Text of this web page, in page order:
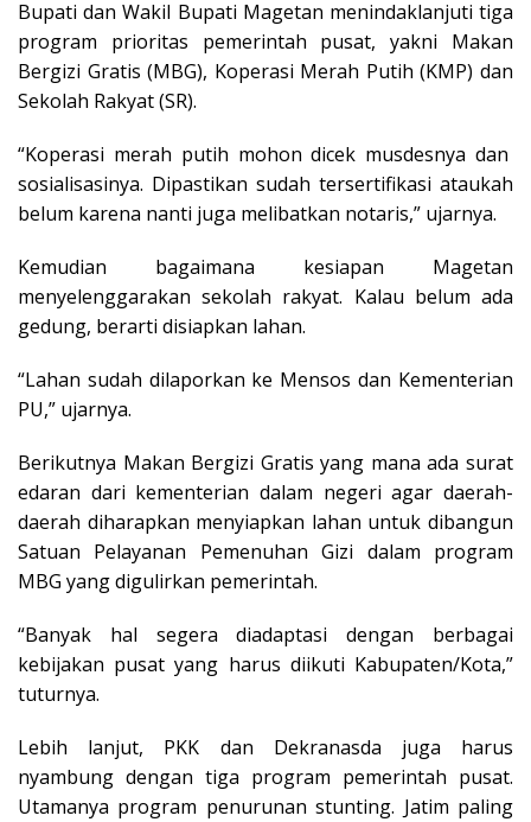
Bupati dan Wakil Bupati Magetan menindaklanjuti tiga
program prioritas pemerintah pusat, yakni Makan
Bergizi Gratis (MBG), Koperasi Merah Putih (KMP) dan
Sekolah Rakyat (SR).
“Koperasi merah putih mohon dicek musdesnya dan
sosialisasinya. Dipastikan sudah tersertifikasi ataukah
belum karena nanti juga melibatkan notaris,” ujarnya.
Kemudian bagaimana kesiapan Magetan
menyelenggarakan sekolah rakyat. Kalau belum ada
gedung, berarti disiapkan lahan.
“Lahan sudah dilaporkan ke Mensos dan Kementerian
PU,” ujarnya.
Berikutnya Makan Bergizi Gratis yang mana ada surat
edaran dari kementerian dalam negeri agar daerah-
daerah diharapkan menyiapkan lahan untuk dibangun
Satuan Pelayanan Pemenuhan Gizi dalam program
MBG yang digulirkan pemerintah.
“Banyak hal segera diadaptasi dengan berbagai
kebijakan pusat yang harus diikuti Kabupaten/Kota,”
tuturnya.
Lebih lanjut, PKK dan Dekranasda juga harus
nyambung dengan tiga program pemerintah pusat.
Utamanya program penurunan stunting. Jatim paling